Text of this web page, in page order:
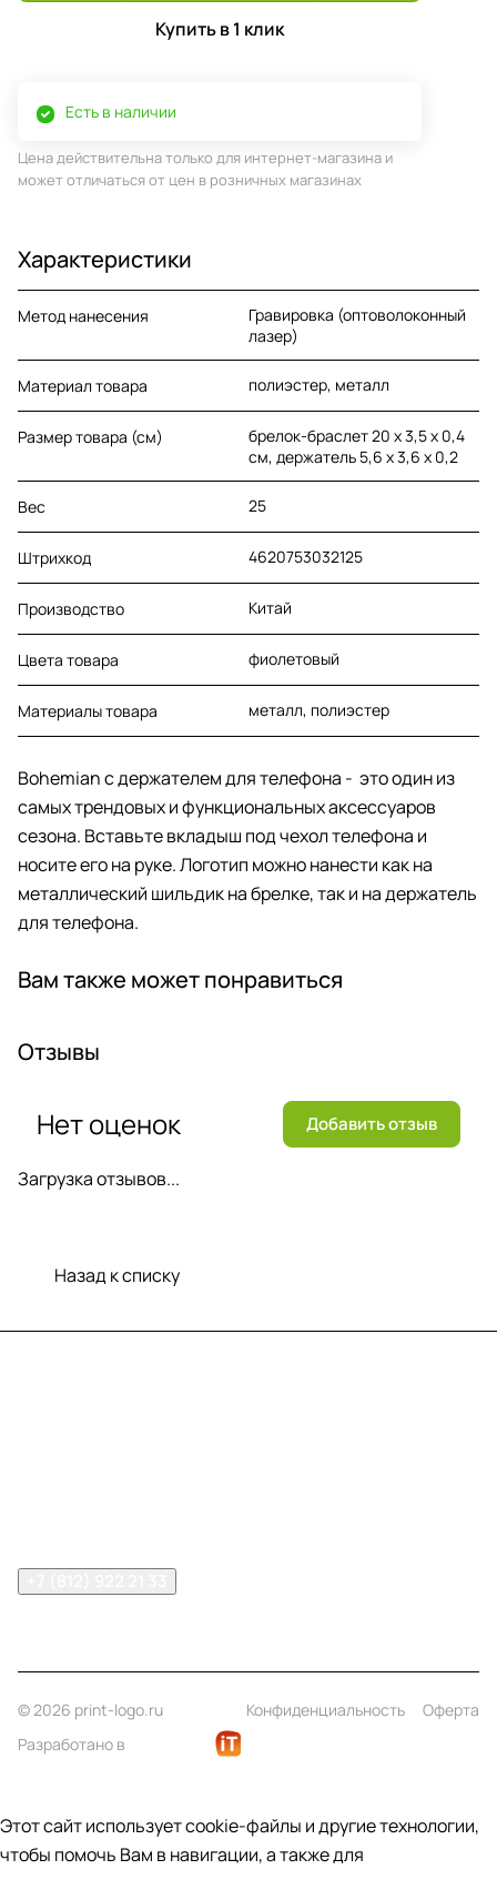
Купить в 1 клик
Есть в наличии
Цена действительна только для интернет-магазина и
может отличаться от цен в розничных магазинах
Характеристики
Метод нанесения
Гравировка (оптоволоконный
лазер)
Материал товара полиэстер, металл
Размер товара (см)
брелок-браслет 20 х 3,5 х 0,4
см, держатель 5,6 х 3,6 х 0,2
Вес 25
Штрихкод 4620753032125
Производство Китай
Цвета товара фиолетовый
Материалы товара металл, полиэстер
Bohemian с держателем для телефона - это один из
самых трендовых и функциональных аксессуаров
сезона. Вставьте вкладыш под чехол телефона и
носите его на руке. Логотип можно нанести как на
металлический шильдик на брелке, так и на держатель
для телефона.
Вам также может понравиться
Отзывы
Загрузка отзывов...
Нет оценок Добавить отзыв
Назад к списку
© 2026 print-logo.ru Конфиденциальность
Оферта
Разработано в
Этот сайт использует cookie-файлы и другие технологии,
чтобы помочь Вам в навигации, а также для